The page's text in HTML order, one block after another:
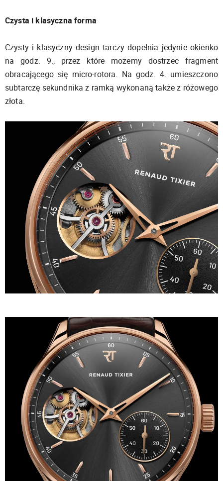
Czysta i klasyczna forma
Czysty i klasyczny design tarczy dopełnia jedynie okienko
na godz. 9., przez które możemy dostrzec fragment
obracającego się micro-rotora. Na godz. 4. umieszczono
subtarczę sekundnika z ramką wykonaną także z różowego
złota.